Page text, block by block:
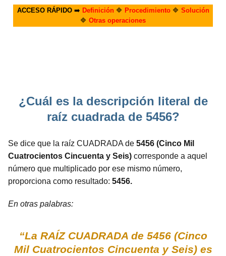
ACCESO RÁPIDO➡️ Definición🔷 Procedimiento🔷 Solución
🔷 Otras operaciones
¿Cuál es la descripción literal de
raíz cuadrada de 5456?
Se dice que la raíz CUADRADA de 5456 (Cinco Mil
Cuatrocientos Cincuenta y Seis) corresponde a aquel
número que multiplicado por ese mismo número,
proporciona como resultado: 5456.
En otras palabras:
“La RAÍZ CUADRADA de 5456 (Cinco
Mil Cuatrocientos Cincuenta y Seis) es